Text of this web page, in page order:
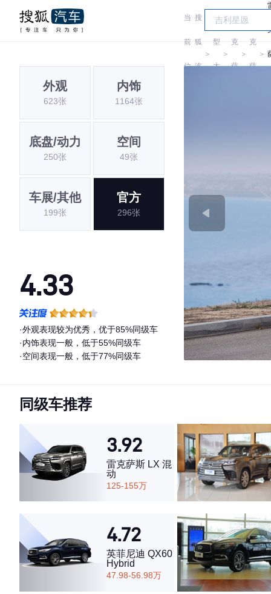
当
前
位
搜
狐
汽
＞
车
型
大
＞
雷
克
萨
＞
克
萨
＞
外观
623张
内饰
1164张
底盘/动力
250张
空间
49张
车展/其他
199张
官方
296张
4.33
·外观表现较为优秀，优于85%同级车
·内饰表现一般，低于55%同级车
·空间表现一般，低于77%同级车
同级车推荐
3.92
雷克萨斯 LX 混
动
125-155万
4.72
英菲尼迪 QX60
Hybrid
47.98-56.98万